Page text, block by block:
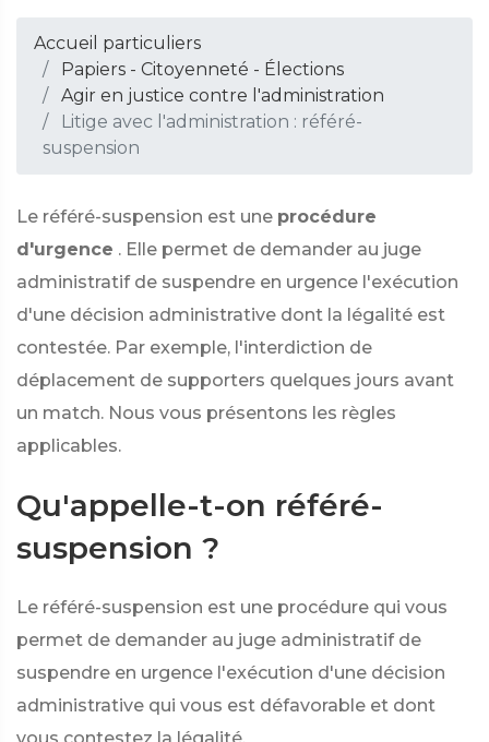
Accueil particuliers
Papiers - Citoyenneté - Élections
Agir en justice contre l'administration
Litige avec l'administration : référé-
suspension
Le référé-suspension est une procédure
d'urgence . Elle permet de demander au juge
administratif de suspendre en urgence l'exécution
d'une décision administrative dont la légalité est
contestée. Par exemple, l'interdiction de
déplacement de supporters quelques jours avant
un match. Nous vous présentons les règles
applicables.
Qu'appelle-t-on référé-
suspension ?
Le référé-suspension est une procédure qui vous
permet de demander au juge administratif de
suspendre en urgence l'exécution d'une décision
administrative qui vous est défavorable et dont